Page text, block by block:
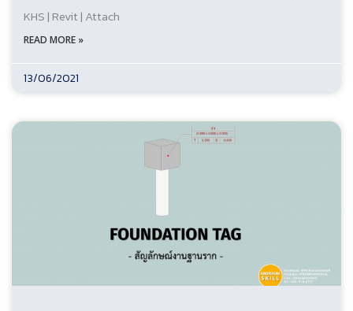
KHS | Revit | Attach
READ MORE »
13/06/2021